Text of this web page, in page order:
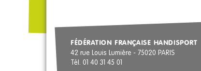
FÉDÉRATION FRANÇAISE HANDISPORT
42 rue Louis Lumière - 75020 PARIS
Tél. 01 40 31 45 01